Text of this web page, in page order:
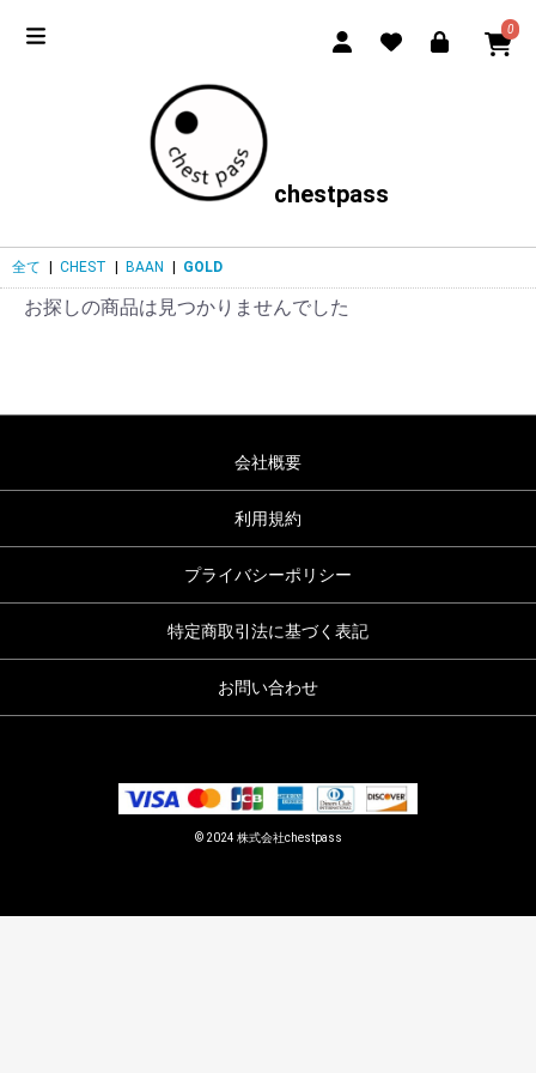
0
chestpass
全て CHEST BAAN GOLD
お探しの商品は見つかりませんでした
会社概要
利用規約
プライバシーポリシー
特定商取引法に基づく表記
お問い合わせ
© 2024 株式会社chestpass